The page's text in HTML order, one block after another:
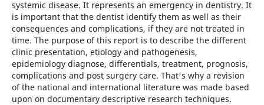
systemic disease. It represents an emergency in dentistry. It
is important that the dentist identify them as well as their
consequences and complications, if they are not treated in
time. The purpose of this report is to describe the different
clinic presentation, etiology and pathogenesis,
epidemiology diagnose, differentials, treatment, prognosis,
complications and post surgery care. That's why a revision
of the national and international literature was made based
upon on documentary descriptive research techniques.